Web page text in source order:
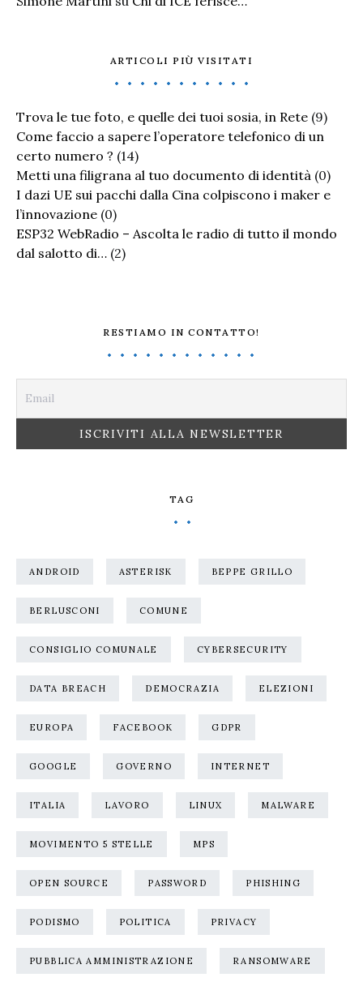
ARTICOLI PIÙ VISITATI
Trova le tue foto, e quelle dei tuoi sosia, in Rete (9)
Come faccio a sapere l’operatore telefonico di un
certo numero ? (14)
Metti una filigrana al tuo documento di identità (0)
I dazi UE sui pacchi dalla Cina colpiscono i maker e
l’innovazione (0)
ESP32 WebRadio – Ascolta le radio di tutto il mondo
dal salotto di… (2)
RESTIAMO IN CONTATTO!
TAG
ANDROID ASTERISK BEPPE GRILLO
BERLUSCONI COMUNE
CONSIGLIO COMUNALE CYBERSECURITY
DATA BREACH DEMOCRAZIA ELEZIONI
EUROPA FACEBOOK GDPR
GOOGLE GOVERNO INTERNET
ITALIA LAVORO LINUX MALWARE
MOVIMENTO 5 STELLE MPS
OPEN SOURCE PASSWORD PHISHING
PODISMO POLITICA PRIVACY
PUBBLICA AMMINISTRAZIONE RANSOMWARE